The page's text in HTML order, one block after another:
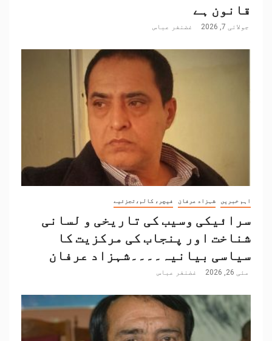
قانون ہے
جولائی 7, 2026 غضنفر عباس
اہم خبریں شہزاد عرفان فیچر، کالم،تجزئیے
سرائیکی وسیب کی تاریخی و لسانی
شناخت اور پنجاب کی مرکزیت کا
سیاسی بیانیہ۔۔۔۔شہزاد عرفان
مئی 26, 2026 غضنفر عباس